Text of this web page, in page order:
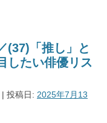
(37)「推し」と
したい俳優リス
| 投稿日: 2025年7月13